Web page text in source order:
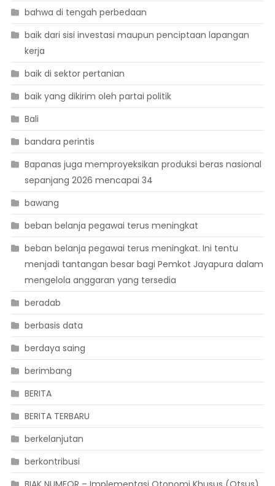
bahwa di tengah perbedaan
baik dari sisi investasi maupun penciptaan lapangan
kerja
baik di sektor pertanian
baik yang dikirim oleh partai politik
Bali
bandara perintis
Bapanas juga memproyeksikan produksi beras nasional
sepanjang 2026 mencapai 34
bawang
beban belanja pegawai terus meningkat
beban belanja pegawai terus meningkat. Ini tentu
menjadi tantangan besar bagi Pemkot Jayapura dalam
mengelola anggaran yang tersedia
beradab
berbasis data
berdaya saing
berimbang
BERITA
BERITA TERBARU
berkelanjutan
berkontribusi